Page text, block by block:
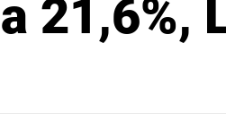
21,6%,